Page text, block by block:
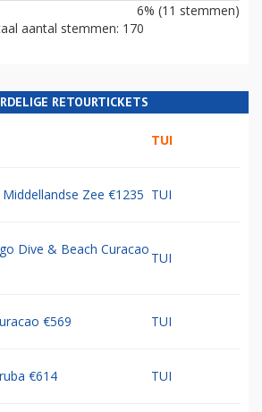
6% (11 stemmen)
aantal stemmen: 170
RETOURTICKETS
TUI
Zee €1235 TUI
Dive & Beach Curacao
TUI
€569 TUI
€614 TUI